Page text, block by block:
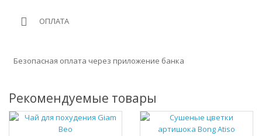
ОПЛАТА
Безопасная оплата через приложение банка
Рекомендуемые товары